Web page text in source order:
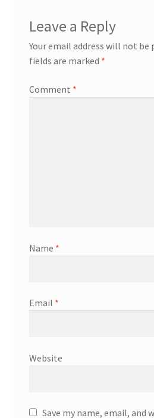
Leave a Reply
Your email address will not be
fields are marked *
Comment *
Name *
Email *
Website
Save my name, email, and